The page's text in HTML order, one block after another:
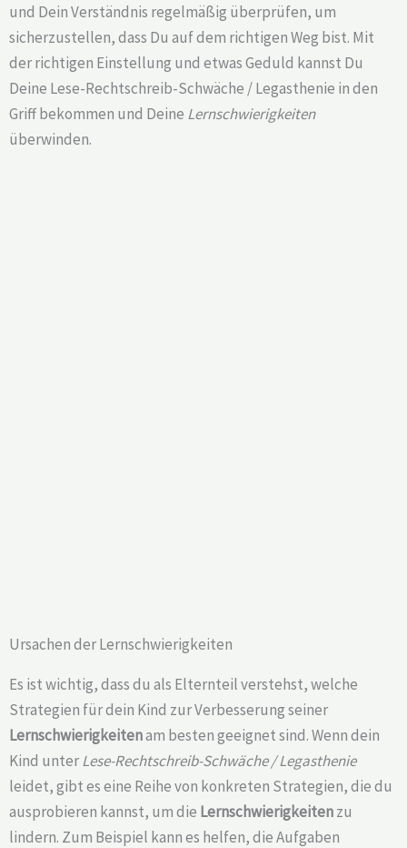
und Dein Verständnis regelmäßig überprüfen, um
sicherzustellen, dass Du auf dem richtigen Weg bist. Mit
der richtigen Einstellung und etwas Geduld kannst Du
Deine Lese-Rechtschreib-Schwäche / Legasthenie in den
Griff bekommen und Deine Lernschwierigkeiten
überwinden.
Ursachen der Lernschwierigkeiten
Es ist wichtig, dass du als Elternteil verstehst, welche
Strategien für dein Kind zur Verbesserung seiner
Lernschwierigkeitenam besten geeignet sind. Wenn dein
Kind unterLese-Rechtschreib-Schwäche / Legasthenie
leidet, gibt es eine Reihe von konkreten Strategien, die du
ausprobieren kannst, um die Lernschwierigkeitenzu
lindern. Zum Beispiel kann es helfen, die Aufgaben